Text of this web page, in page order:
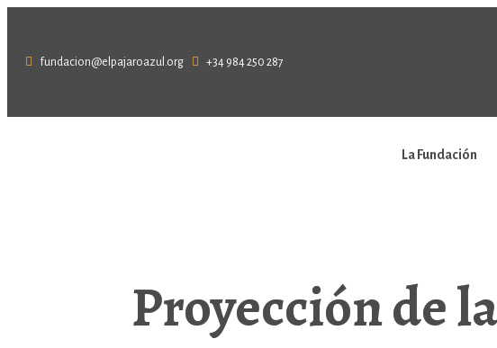
fundacion@elpajaroazul.org +34 984 250 287
La Fundación
Proyección de